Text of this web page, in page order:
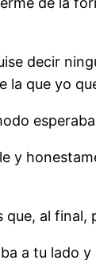
decir
la que yo
y
al
a tu lado